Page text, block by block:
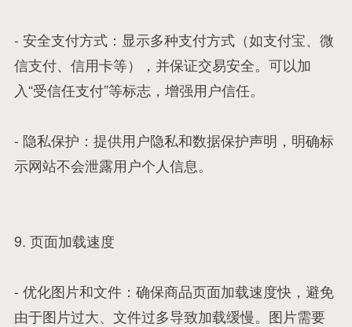
- 安全支付方式：显示多种支付方式（如支付宝、微
信支付、信用卡等），并保证交易安全。可以加
入“受信任支付”等标志，增强用户信任。
- 隐私保护：提供用户隐私和数据保护声明，明确标
示网站不会泄露用户个人信息。
9. 页面加载速度
- 优化图片和文件：确保商品页面加载速度快，避免
由于图片过大、文件过多导致加载缓慢。图片需要